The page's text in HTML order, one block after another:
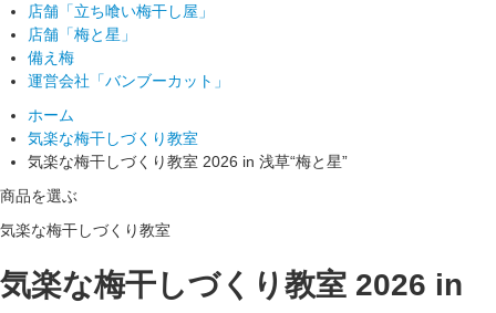
店舗「立ち喰い梅干し屋」
店舗「梅と星」
備え梅
運営会社「バンブーカット」
ホーム
気楽な梅干しづくり教室
気楽な梅干しづくり教室 2026 in 浅草“梅と星”
商品を選ぶ
気楽な梅干しづくり教室
気楽な梅干しづくり教室 2026 in